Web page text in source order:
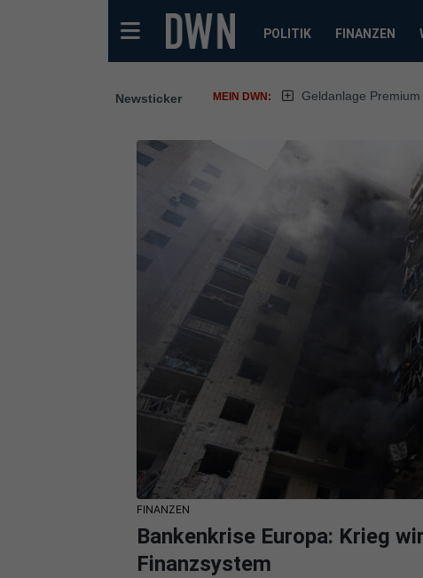
POLITIK FINANZEN
Newsticker MEIN DWN: Geldanlage Premium
FINANZEN
Bankenkrise Europa: Krieg
Finanzsystem